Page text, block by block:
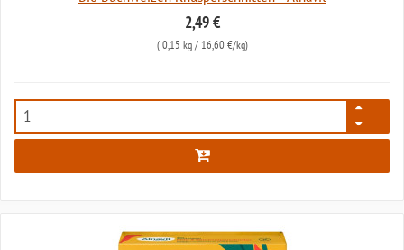
2,49 €
( 0,15 kg/ 16,60 €/kg)
3661